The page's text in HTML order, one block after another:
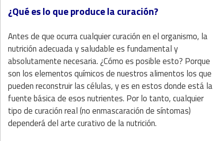
¿Qué es lo que produce la curación?
Antes de que ocurra cualquier curación en el organismo, la
nutrición adecuada y saludable es fundamental y
absolutamente necesaria. ¿Cómo es posible esto? Porque
son los elementos químicos de nuestros alimentos los que
pueden reconstruir las células, y es en estos donde está la
fuente básica de esos nutrientes. Por lo tanto, cualquier
tipo de curación real (no enmascaración de síntomas)
dependerá del arte curativo de la nutrición.